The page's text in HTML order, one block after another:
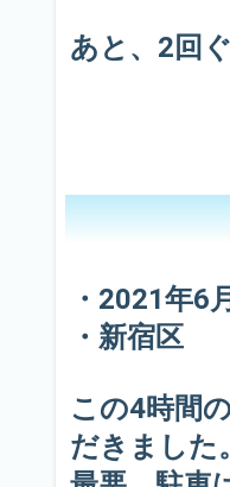
あと、2回
・2021年
・新宿区
この4時間
だきました。